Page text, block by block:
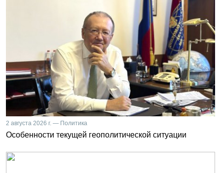
2 августа 2026 г. — Политика
Особенности текущей геополитической ситуации